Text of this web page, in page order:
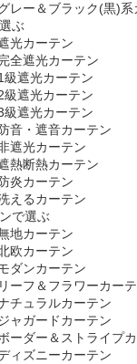
レー＆ブラック(黒)系
ぶ
光カーテン
全遮光カーテン
級遮光カーテン
級遮光カーテン
級遮光カーテン
音・遮音カーテン
遮光カーテン
熱断熱カーテン
炎カーテン
えるカーテン
で選ぶ
地カーテン
欧カーテン
ダンカーテン
リーフ＆フラワーカー
チュラルカーテン
ャガードカーテン
ーダー＆ストライプ
ィズニーカーテン